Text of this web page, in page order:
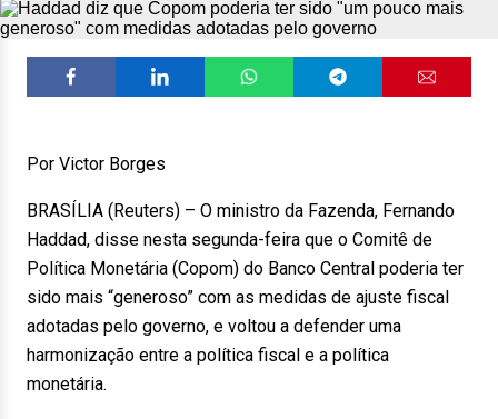
Por Victor Borges
BRASÍLIA (Reuters) – O ministro da Fazenda, Fernando
Haddad, disse nesta segunda-feira que o Comitê de
Política Monetária (Copom) do Banco Central poderia ter
sido mais “generoso” com as medidas de ajuste fiscal
adotadas pelo governo, e voltou a defender uma
harmonização entre a política fiscal e a política
monetária.